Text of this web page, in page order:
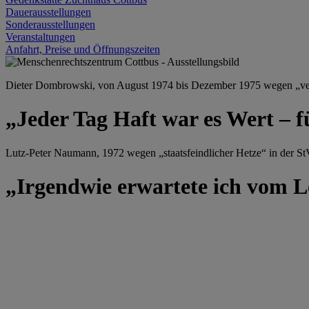
Dauerausstellungen
Sonderausstellungen
Veranstaltungen
Anfahrt, Preise und Öffnungszeiten
Dieter Dombrowski, von August 1974 bis Dezember 1975 wegen
„Jeder Tag Haft war es Wert –
Lutz-Peter Naumann, 1972 wegen „staatsfeindlicher Hetze“ in der
„Irgendwie erwartete ich vom